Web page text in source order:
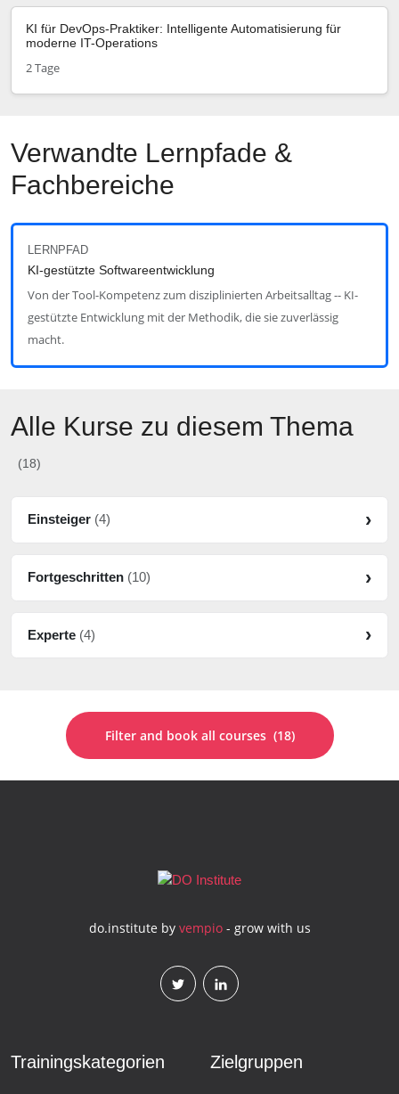
KI für DevOps-Praktiker: Intelligente Automatisierung für
moderne IT-Operations
2 Tage
Verwandte Lernpfade &
Fachbereiche
LERNPFAD
KI-gestützte Softwareentwicklung
Von der Tool-Kompetenz zum disziplinierten Arbeitsalltag -- KI-
gestützte Entwicklung mit der Methodik, die sie zuverlässig
macht.
Alle Kurse zu diesem Thema
(18)
Einsteiger (4)
Fortgeschritten (10)
Experte (4)
Filter and book all courses (18)
do.institute by vempio- grow with us
Trainingskategorien Zielgruppen